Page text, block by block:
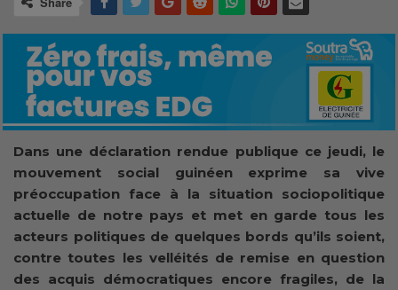
Dans une déclaration rendue publique ce jeudi, le
mouvement social guinéen exprime sa vive
préoccupation face à la situation sociopolitique
actuelle de notre pays et met en garde tous les
acteurs politiques de quelques bords qu’ils soient,
contre toutes les velléités de remise en question
des acquis démocratiques encore fragiles, de la